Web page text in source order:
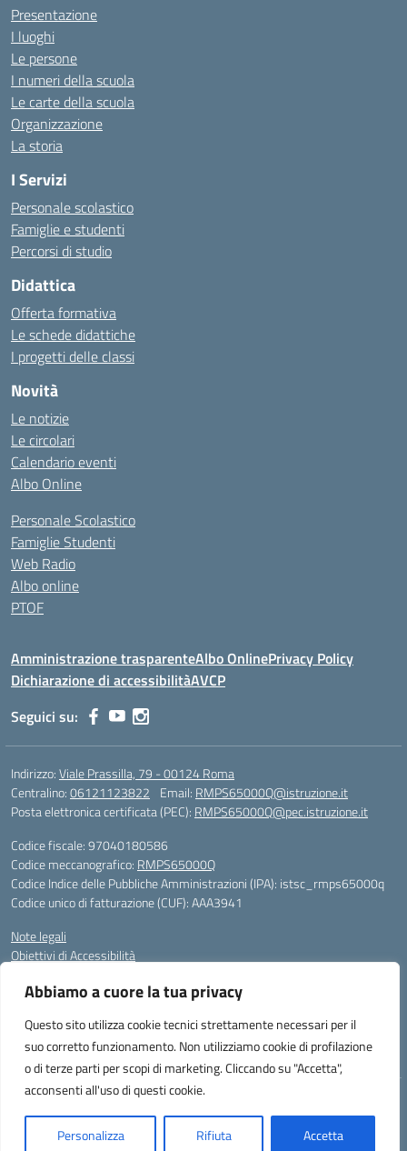
Abbiamo a cuore la tua privacy
Questo sito utilizza cookie tecnici strettamente necessari per il
suo corretto funzionamento. Non utilizziamo cookie di profilazione
o di terze parti per scopi di marketing. Cliccando su "Accetta",
acconsenti all'uso di questi cookie.
Personalizza Rifiuta Accetta
Presentazione
I luoghi
Le persone
I numeri della scuola
Le carte della scuola
Organizzazione
La storia
I Servizi
Personale scolastico
Famiglie e studenti
Percorsi di studio
Didattica
Offerta formativa
Le schede didattiche
I progetti delle classi
Novità
Le notizie
Le circolari
Calendario eventi
Albo Online
Personale Scolastico
Famiglie Studenti
Web Radio
Albo online
PTOF
Amministrazione trasparenteAlbo OnlinePrivacy Policy
Dichiarazione di accessibilitàAVCP
Seguici su:
Indirizzo:Viale Prassilla, 79 - 00124 Roma
Centralino:06121123822 Email: RMPS65000Q@istruzione.it
Posta elettronica certificata (PEC): RMPS65000Q@pec.istruzione.it
Codice fiscale: 97040180586
Codice meccanografico: RMPS65000Q
Codice Indice delle Pubbliche Amministrazioni (IPA): istsc_rmps65000q
Codice unico di fatturazione (CUF): AAA3941
Note legali
Obiettivi di Accessibilità
del sito web al responsabile dell’accessibilità (RTD), scrivendo al
Sito realizzato da Avaservice